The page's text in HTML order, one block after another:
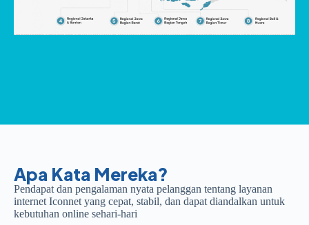
Apa Kata Mereka?
Pendapat dan pengalaman nyata pelanggan tentang layanan
internet Iconnet yang cepat, stabil, dan dapat diandalkan untuk
kebutuhan online sehari-hari